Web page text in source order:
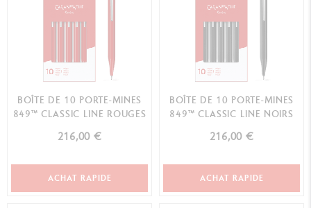
BOÎTE DE 10 PORTE-MINES
849™ CLASSIC LINE ROUGES
216,00 €
ACHAT RAPIDE
BOÎTE DE 10 PORTE-MINES
849™ CLASSIC LINE NOIRS
216,00 €
ACHAT RAPIDE